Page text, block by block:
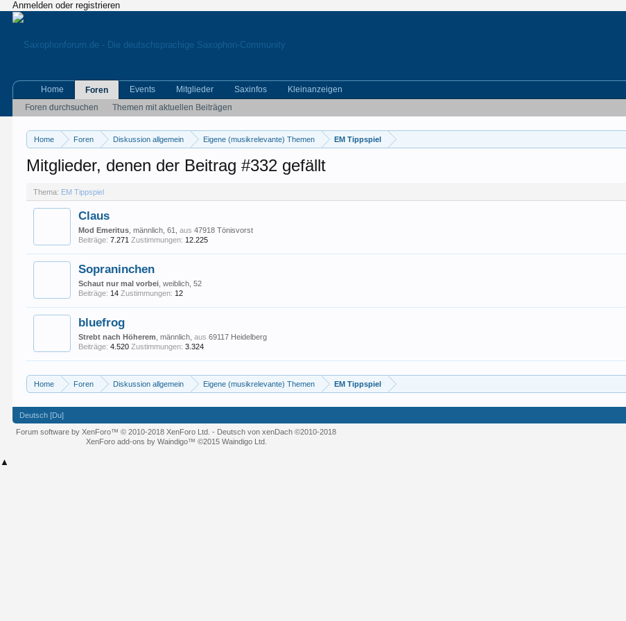
Anmelden oder registrieren
Home Foren Diskussion allgemein Eigene (musikrelevante) Themen EM Tippspiel
Mitglieder, denen der Beitrag #332 gefällt
Thema: EM Tippspiel
Claus
Mod Emeritus , männlich, 61,aus 47918 Tönisvorst
Beiträge: 7.271 Zustimmungen: 12.225
Sopraninchen
Schaut nur mal vorbei , weiblich, 52
Beiträge: 14 Zustimmungen: 12
bluefrog
Strebt nach Höherem , männlich,aus 69117 Heidelberg
Beiträge: 4.520 Zustimmungen: 3.324
Home Foren Diskussion allgemein Eigene (musikrelevante) Themen EM Tippspiel
Home
Foren
Foren durchsuchen
Themen mit aktuellen Beiträgen
Events Mitglieder Saxinfos Kleinanzeigen
Deutsch [Du]
Forum software by XenForo™© 2010-2018 XenForo Ltd. - Deutsch von xenDach©2010-2018
XenForo add-ons by Waindigo™ ©2015 Waindigo Ltd.
▲